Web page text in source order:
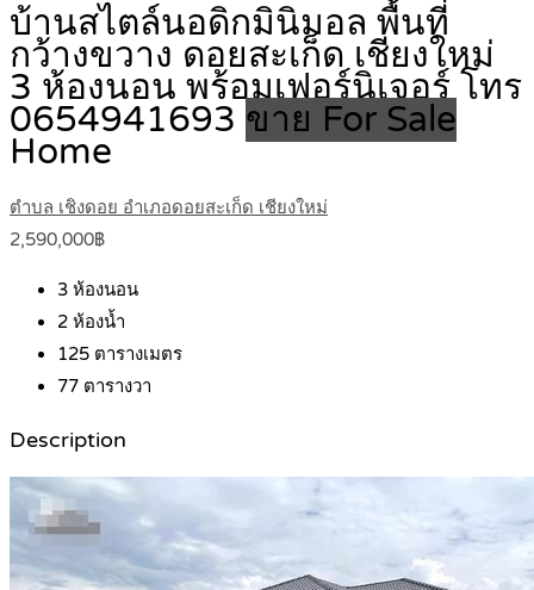
บ้านสไตล์นอดิกมินิมอล พื้นที่
กว้างขวาง ดอยสะเก็ด เชียงใหม่
3 ห้องนอน พร้อมเฟอร์นิเจอร์ โทร
0654941693 ขาย For Sale
Home
ตำบล เชิงดอย อำเภอดอยสะเก็ด เชียงใหม่
2,590,000฿
3 ห้องนอน
2 ห้องน้ำ
125 ตารางเมตร
77 ตารางวา
Description